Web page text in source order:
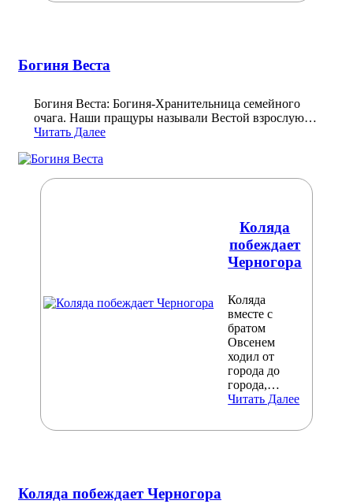
Богиня Веста
Богиня Веста: Богиня-Хранительница семейного
очага. Наши пращуры называли Вестой взрослую…
Читать Далее
Коляда
побеждает
Черногора
Коляда
вместе с
братом
Овсенем
ходил от
города до
города,…
Читать Далее
Коляда побеждает Черногора